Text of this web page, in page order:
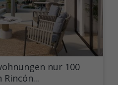
nur 100